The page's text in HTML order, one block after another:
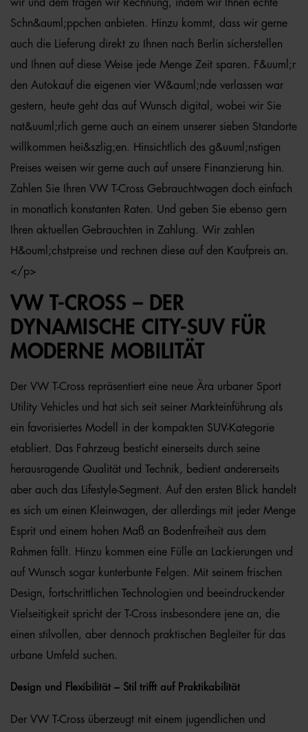
wir und dem tragen wir Rechnung, indem wir Ihnen echte
Schn&auml;ppchen anbieten. Hinzu kommt, dass wir gerne
auch die Lieferung direkt zu Ihnen nach Berlin sicherstellen
und Ihnen auf diese Weise jede Menge Zeit sparen. F&uuml;r
den Autokauf die eigenen vier W&auml;nde verlassen war
gestern, heute geht das auf Wunsch digital, wobei wir Sie
nat&uuml;rlich gerne auch an einem unserer sieben Standorte
willkommen hei&szlig;en. Hinsichtlich des g&uuml;nstigen
Preises weisen wir gerne auch auf unsere Finanzierung hin.
Zahlen Sie Ihren VW T-Cross Gebrauchtwagen doch einfach
in monatlich konstanten Raten. Und geben Sie ebenso gern
Ihren aktuellen Gebrauchten in Zahlung. Wir zahlen
H&ouml;chstpreise und rechnen diese auf den Kaufpreis an.
</p>
VW T-CROSS – DER
DYNAMISCHE CITY-SUV FÜR
MODERNE MOBILITÄT
Der VW T-Cross repräsentiert eine neue Ära urbaner Sport
Utility Vehicles und hat sich seit seiner Markteinführung als
ein favorisiertes Modell in der kompakten SUV-Kategorie
etabliert. Das Fahrzeug besticht einerseits durch seine
herausragende Qualität und Technik, bedient andererseits
aber auch das Lifestyle-Segment. Auf den ersten Blick handelt
es sich um einen Kleinwagen, der allerdings mit jeder Menge
Esprit und einem hohen Maß an Bodenfreiheit aus dem
Rahmen fällt. Hinzu kommen eine Fülle an Lackierungen und
auf Wunsch sogar kunterbunte Felgen. Mit seinem frischen
Design, fortschrittlichen Technologien und beeindruckender
Vielseitigkeit spricht der T-Cross insbesondere jene an, die
einen stilvollen, aber dennoch praktischen Begleiter für das
urbane Umfeld suchen.
Design und Flexibilität – Stil trifft auf Praktikabilität
Der VW T-Cross überzeugt mit einem jugendlichen und